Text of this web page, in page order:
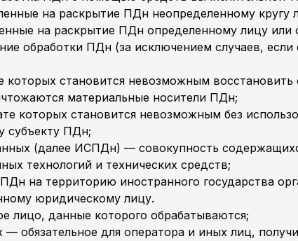
на раскрытие ПДн неопределенному кругу
на раскрытие ПДн определенному лицу или
обработки ПДн (за исключением случаев, если
становится невозможным
материальные носители ПДн;
которых становится невозможным без
субъекту ПДн;
(далее ИСПДн) — совокупность
технологий и технических средств;
на территорию иностранного государства
юридическому лицу.
лицо, данные которого обрабатываются;
обязательное для оператора и иных лиц,